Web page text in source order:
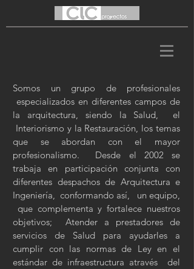
Somos un grupo de profesionales
especializados en diferentes campos de
la arquitectura, siendo la Salud, el
Interiorismo y la Restauración, los temas
que se abordan con el mayor
profesionalismo. Desde el 2002 se
trabaja en participación conjunta con
diferentes despachos de Arquitectura e
Ingeniería, conformando así, un equipo,
que complementa y fortalece nuestros
objetivos; Atender a prestadores de
servicios de Salud para ayudarles a
cumplir con las normas de Ley en el
estándar de infraestructura através del